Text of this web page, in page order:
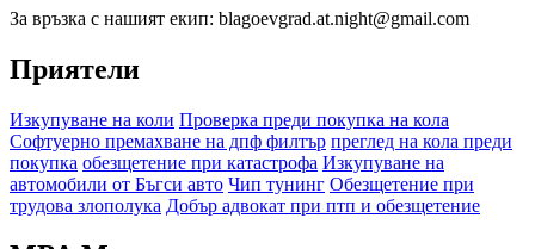
„ЩАСТЛИВ
ЖИВОТ“
АКАДЕМИЯ
ЗА
ЛИЧНОСТНО
И
БИЗНЕС
За връзка с нашият екип: blagoevgrad.at.night@gmail.com
Приятели
Изкупуване на коли Проверка преди покупка на кола
Софтуерно премахване на дпф филтър преглед на кола преди
покупка обезщетение при катастрофа Изкупуване на
автомобили от Бъгси авто Чип тунинг Обезщетение при
трудова злополука Добър адвокат при птп и обезщетение